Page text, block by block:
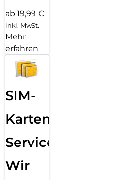
ab 19,99 €
inkl. MwSt.
Mehr
erfahren
SIM-
Karten
Service:
Wir